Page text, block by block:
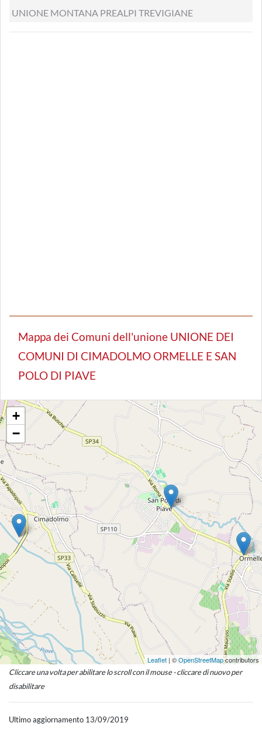
UNIONE MONTANA PREALPI TREVIGIANE
Mappa dei Comuni dell'unione UNIONE DEI
COMUNI DI CIMADOLMO ORMELLE E SAN
POLO DI PIAVE
+
−
Leaflet | ©OpenStreetMapcontributors
Cliccare una volta per abilitare lo scroll con il mouse - cliccare di nuovo per
disabilitare
Ultimo aggiornamento 13/09/2019